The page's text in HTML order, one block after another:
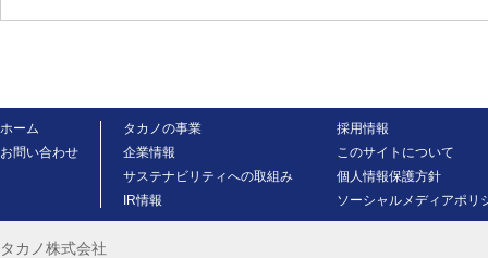
ホーム
お問い合わせ
タカノの事業
企業情報
サステナビリティへの取組み
IR情報
採用情報
このサイトについて
個人情報保護方針
ソーシャルメディアポリ
タカノ株式会社